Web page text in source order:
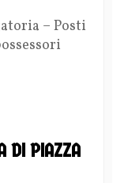
– Posti
DI PIAZZA